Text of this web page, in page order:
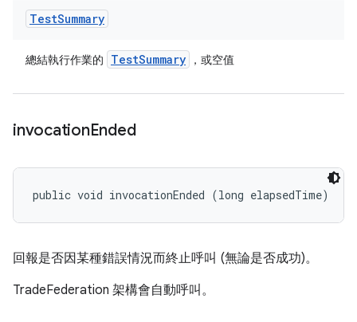
TestSummary
總結執行作業的 TestSummary ，或空值
invocationEnded
public void invocationEnded (long elapsedTime)
回報是否因某種錯誤情況而終止呼叫 (無論是否成功)。
TradeFederation 架構會自動呼叫。